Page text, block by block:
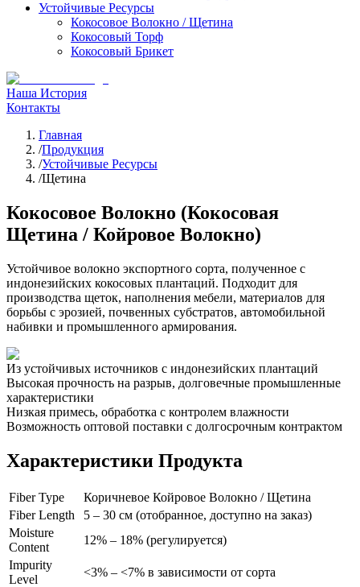
Устойчивые Ресурсы
Кокосовое Волокно / Щетина
Кокосовый Торф
Кокосовый Брикет
Наша История
Контакты
Главная
/Продукция
/Устойчивые Ресурсы
/Щетина
Кокосовое Волокно (Кокосовая
Щетина / Койровое Волокно)
Устойчивое волокно экспортного сорта, полученное с
индонезийских кокосовых плантаций. Подходит для
производства щеток, наполнения мебели, материалов для
борьбы с эрозией, почвенных субстратов, автомобильной
набивки и промышленного армирования.
Из устойчивых источников с индонезийских плантаций
Высокая прочность на разрыв, долговечные промышленные
характеристики
Низкая примесь, обработка с контролем влажности
Возможность оптовой поставки с долгосрочным контрактом
Характеристики Продукта
Fiber Type
Коричневое Койровое Волокно / Щетина
Fiber Length
5 – 30 см (отобранное, доступно на заказ)
Moisture
Content
12% – 18% (регулируется)
Impurity
Level
<3% – <7% в зависимости от сорта